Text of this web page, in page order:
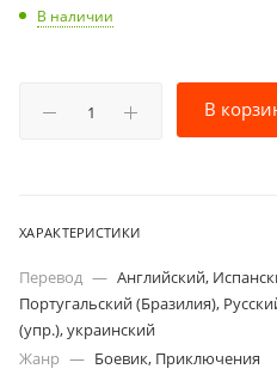
В наличии
В
ХАРАКТЕРИСТИКИ
Перевод — Английский,
Португальский (Бразилия),
(упр.), украинский
Жанр — Боевик, Приключения